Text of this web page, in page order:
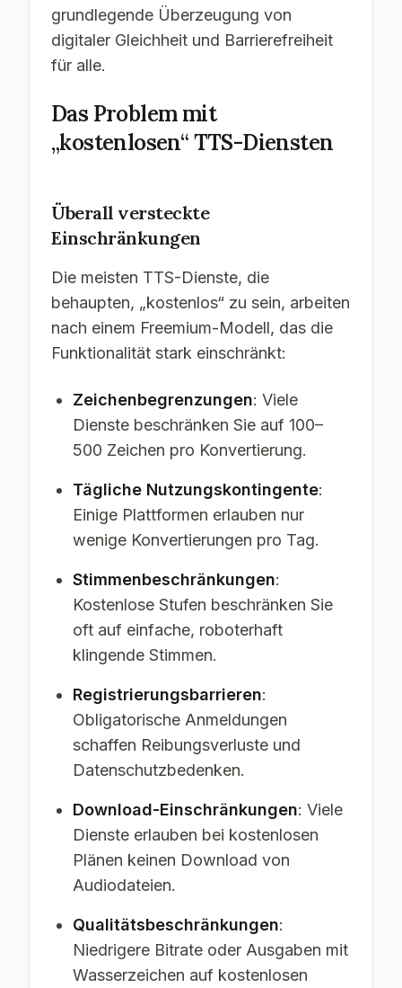
grundlegende Überzeugung von
digitaler Gleichheit und Barrierefreiheit
für alle.
Das Problem mit
„kostenlosen“ TTS-Diensten
Überall versteckte
Einschränkungen
Die meisten TTS-Dienste, die
behaupten, „kostenlos“ zu sein, arbeiten
nach einem Freemium-Modell, das die
Funktionalität stark einschränkt:
Zeichenbegrenzungen: Viele
Dienste beschränken Sie auf 100–
500 Zeichen pro Konvertierung.
Tägliche Nutzungskontingente:
Einige Plattformen erlauben nur
wenige Konvertierungen pro Tag.
Stimmenbeschränkungen:
Kostenlose Stufen beschränken Sie
oft auf einfache, roboterhaft
klingende Stimmen.
Registrierungsbarrieren:
Obligatorische Anmeldungen
schaffen Reibungsverluste und
Datenschutzbedenken.
Download-Einschränkungen: Viele
Dienste erlauben bei kostenlosen
Plänen keinen Download von
Audiodateien.
Qualitätsbeschränkungen:
Niedrigere Bitrate oder Ausgaben mit
Wasserzeichen auf kostenlosen